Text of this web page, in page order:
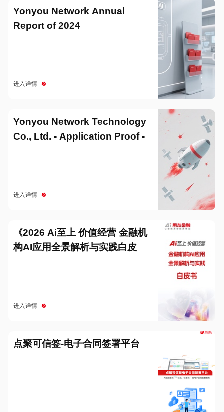
Yonyou Network Annual
Report of 2024
进入详情
Yonyou Network Technology
Co., Ltd. - Application Proof -
进入详情
《2026 Ai至上 价值经营 金融机
构AI应用全景解析与实践白皮
进入详情
点聚可信签-电子合同签署平台